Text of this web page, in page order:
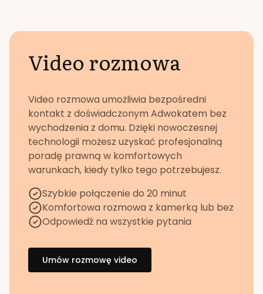
Video rozmowa
Video rozmowa umożliwia bezpośredni
kontakt z doświadczonym Adwokatem bez
wychodzenia z domu. Dzięki nowoczesnej
technologii możesz uzyskać profesjonalną
poradę prawną w komfortowych
warunkach, kiedy tylko tego potrzebujesz.
Szybkie połączenie do 20 minut
Komfortowa rozmowa z kamerką lub bez
Odpowiedź na wszystkie pytania
Umów rozmowę video